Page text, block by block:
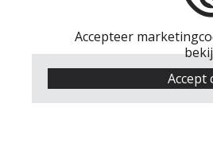
Accepteer
Accept